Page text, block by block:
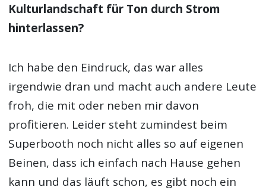
Kulturlandschaft für Ton durch Strom
hinterlassen?
Ich habe den Eindruck, das war alles
irgendwie dran und macht auch andere Leute
froh, die mit oder neben mir davon
profitieren. Leider steht zumindest beim
Superbooth noch nicht alles so auf eigenen
Beinen, dass ich einfach nach Hause gehen
kann und das läuft schon, es gibt noch ein